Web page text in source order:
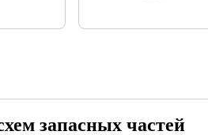
запасных частей